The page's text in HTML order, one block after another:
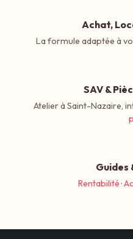
Achat,
La formule adaptée à
SAV &
Atelier à Saint-Nazaire,
Guides
Rentabilité ·